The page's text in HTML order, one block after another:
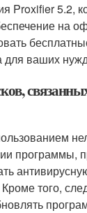
Proxifier
на
для ваших
программы,
того,